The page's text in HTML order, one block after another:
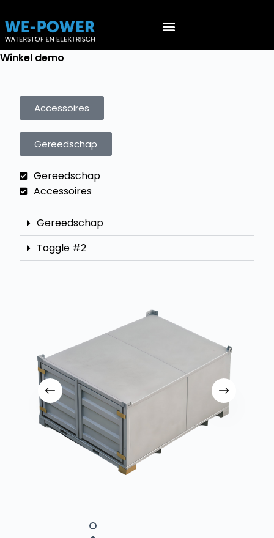
Winkel demo
Accessoires
Gereedschap
Gereedschap
Accessoires
Gereedschap
Toggle #2